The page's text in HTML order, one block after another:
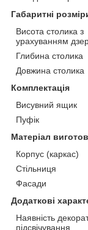
Габаритні
Висота столика з
урахуванням
Глибина столика
Довжина столика
Комплектація
Висувний ящик
Пуфік
Матеріал
Корпус (каркас)
Стільниця
Фасади
Додаткові
Наявність
підсвічування